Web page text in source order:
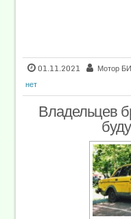
01.11.2021 Мотор БИ
нет
Владельцев